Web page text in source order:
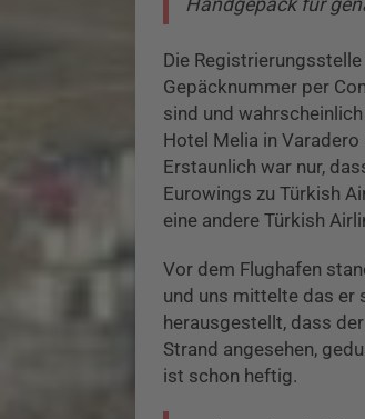
Handgepäck für
Die
Gepäcknummer per
sind und
Hotel Melia in
Erstaunlich war nur,
Eurowings zu Türkish
eine andere Türkish
Vor dem Flughafen
und uns mittelte das er
herausgestellt, dass
Strand angesehen,
ist schon heftig.